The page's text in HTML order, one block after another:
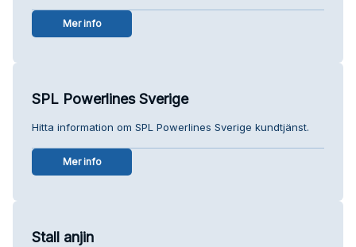
Mer info
SPL Powerlines Sverige
Hitta information om SPL Powerlines Sverige kundtjänst.
Mer info
Stall anjin